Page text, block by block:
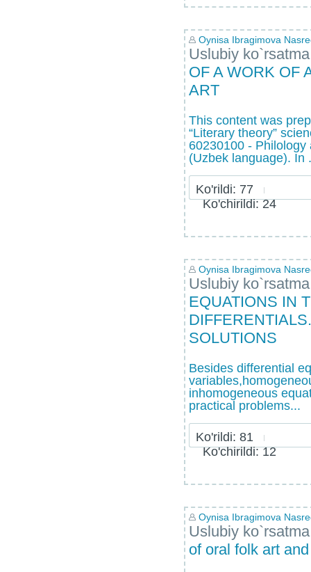
Oynisa Ibragimova
Uslubiy ko`rsatma
OF A WORK OF
ART
This content was
“Literary theory”
60230100 -
(Uzbek language). In
Ko'rildi: 77
Ko'chirildi: 24
Oynisa Ibragimova
Uslubiy ko`rsatma
EQUATIONS IN
SOLUTIONS
Besides differential
inhomogeneous
practical problems...
Ko'rildi: 81
Ko'chirildi: 12
Oynisa Ibragimova
Uslubiy ko`rsatma
of oral folk art